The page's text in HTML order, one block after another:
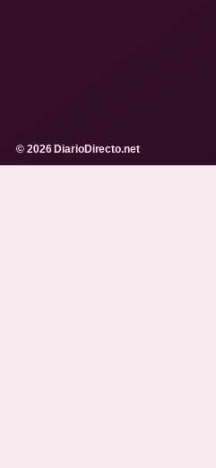
© 2026 DiarioDirecto.net